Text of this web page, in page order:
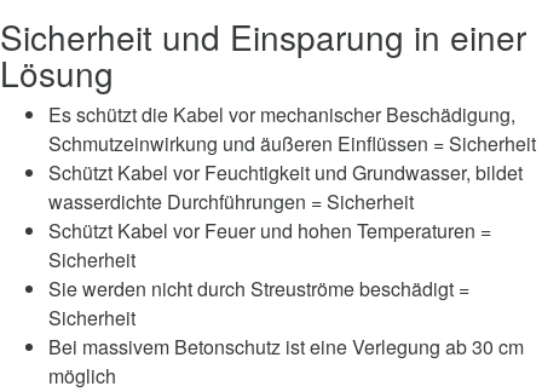
Sicherheit und Einsparung in einer
Lösung
Es schützt die Kabel vor mechanischer Beschädigung,
Schmutzeinwirkung und äußeren Einflüssen = Sicherheit
Schützt Kabel vor Feuchtigkeit und Grundwasser, bildet
wasserdichte Durchführungen = Sicherheit
Schützt Kabel vor Feuer und hohen Temperaturen =
Sicherheit
Sie werden nicht durch Streuströme beschädigt =
Sicherheit
Bei massivem Betonschutz ist eine Verlegung ab 30 cm
möglich